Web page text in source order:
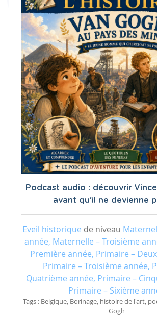
Podcast audio : découvrir
avant qu'il ne devienne
Eveil historique de niveau
année, Maternelle – Troisième
Première année, Primaire –
Primaire – Troisième année,
Quatrième année, Primaire –
Primaire – Sixième
Tags : Belgique, Borinage, histoire de l'art,
Gogh